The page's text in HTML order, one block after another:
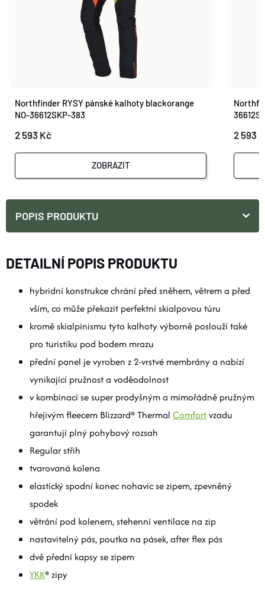
Northfinder RYSY pánské kalhoty blackorange
NO-36612SKP-383
2 593 Kč
ZOBRAZIT
2 593
POPIS PRODUKTU
DETAILNÍ POPIS PRODUKTU
hybridní konstrukce chrání před sněhem, větrem a před
vším, co může překazit perfektní skialpovou túru
kromě skialpinismu tyto kalhoty výborně poslouží také
pro turistiku pod bodem mrazu
přední panel je vyroben z 2-vrstvé membrány a nabízí
vynikající pružnost a voděodolnost
v kombinaci se super prodyšným a mimořádně pružným
hřejivým fleecem Blizzard® Thermal Comfortvzadu
garantují plný pohybový rozsah
Regular střih
tvarovaná kolena
elastický spodní konec nohavic se zipem, zpevněný
spodek
větrání pod kolenem, stehenní ventilace na zip
nastavitelný pás, poutka na pásek, after flex pás
dvě přední kapsy se zipem
YKK® zipy